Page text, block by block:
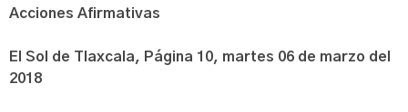
Acciones Afirmativas
El Sol de Tlaxcala, Página 10, martes 06 de marzo del
2018